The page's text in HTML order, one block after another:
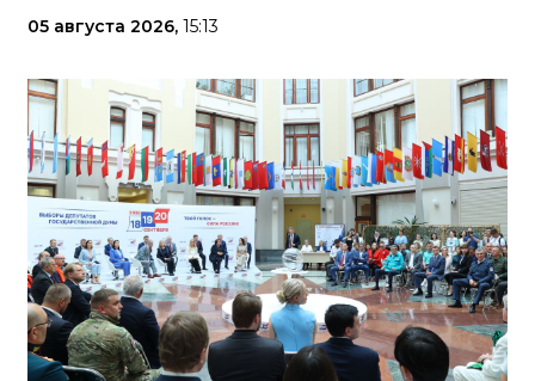
05 августа 2026, 15:13